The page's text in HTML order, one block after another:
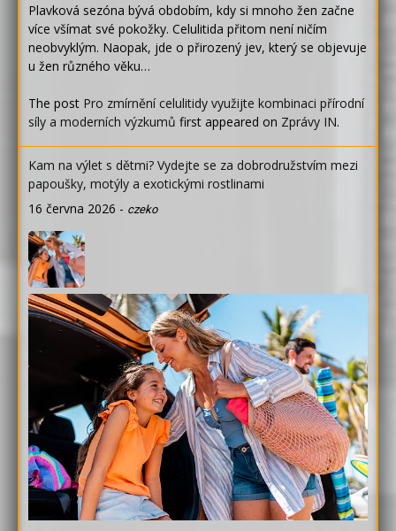
Plavková sezóna bývá obdobím, kdy si mnoho žen začne
více všímat své pokožky. Celulitida přitom není ničím
neobvyklým. Naopak, jde o přirozený jev, který se objevuje
u žen různého věku…
The post Pro zmírnění celulitidy využijte kombinaci přírodní
síly a moderních výzkumů first appeared on Zprávy IN.
Kam na výlet s dětmi? Vydejte se za dobrodružstvím mezi
papoušky, motýly a exotickými rostlinami
16 června 2026 - czeko